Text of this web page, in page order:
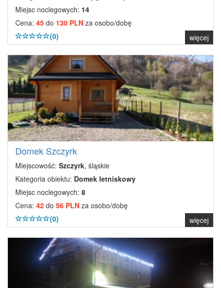
Miejsc noclegowych: 14
Cena: 45 do 130 PLN za osobo/dobę
(0)
więcej
Domek Szczyrk
Miejscowość: Szczyrk, śląskie
Kategoria obiektu: Domek letniskowy
Miejsc noclegowych: 8
Cena: 42 do 56 PLN za osobo/dobę
(0)
więcej